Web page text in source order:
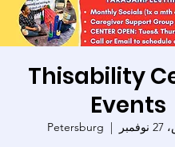
Thisability
Events
  |
Petersburg